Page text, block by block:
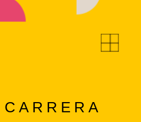
CARRERA